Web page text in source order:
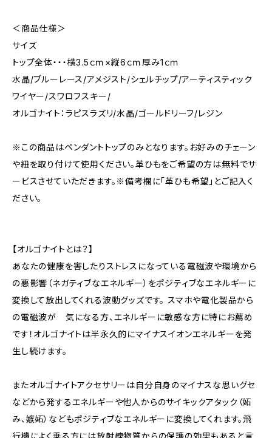
＜商品仕様＞
サイズ
トップ全体・・・横3.5ｃｍ×縦6ｃｍ厚み1ｃｍ
水晶/ブルーレース/アメジスト/シェルチップ/アーティスティック
ワイヤー/スワロフスキー/
オルゴナイト：ラピスラズリ/水晶/ゴールドリーフ/レジン
※この商品はペンダントトップのみとなります。お好みのチェーン
や紐を取り付けて使用ください。革ひもをご希望の方は無料でサ
ービスさせていただきます。※備考欄に「革ひも希望」とご記入く
ださい。
【オルゴナイトとは？】
あなたの健康を害したりストレスになっている電磁波や環境から
の悪影響（ネガティブなエネルギー）をポジティブなエネルギーに
変換して放出してくれる波動グッズです。 スマホや電化製品から
の電磁波が 気になる方、エネルギーに敏感な方に特にお薦め
です！オルゴナイトは半永久的にマイナスイオンエネルギーを発
生し続けます。
またオルゴナイトアクセサリーは自分自身のマイナスな思いグセ
などから発するエネルギーや他人からのサイキックアタック（妬
み、嫉妬）などもポジティブなエネルギーに変換してくれます。飛
行機によく乗る方には放射線物質からの保護の効果もあると言